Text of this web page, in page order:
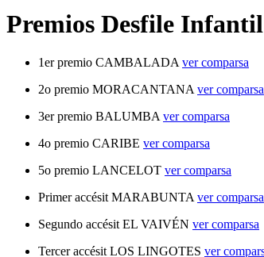
Premios Desfile
1er premio CAMBALADA ver comparsa
2o premio MORACANTANA ver comparsa
3er premio BALUMBA ver comparsa
4o premio CARIBE ver comparsa
5o premio LANCELOT ver comparsa
Primer accésit MARABUNTA ver comparsa
Segundo accésit EL VAIVÉN ver comparsa
Tercer accésit LOS LINGOTES ver